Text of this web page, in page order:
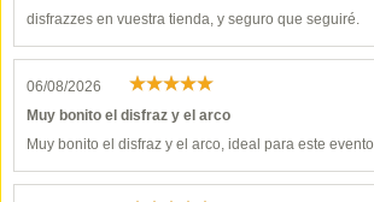
disfrazzes en vuestra tienda, y seguro que seguiré.
06/08/2026
Muy bonito el disfraz y el arco
Muy bonito el disfraz y el arco, ideal para este evento